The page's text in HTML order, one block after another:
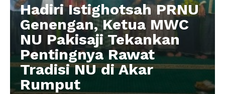
Hadiri Istighotsah PRNU
Genengan, Ketua MWC
NU Pakisaji Tekankan
Pentingnya Rawat
Tradisi NU di Akar
Rumput